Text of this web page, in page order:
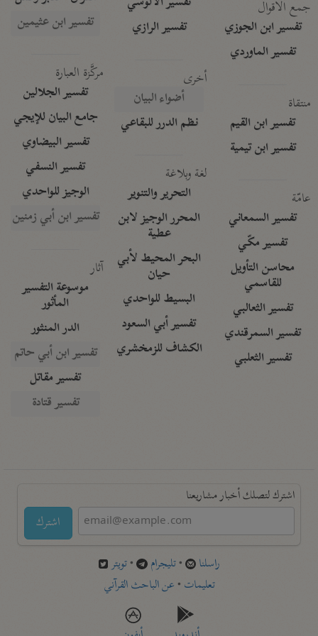
جمع الأقوال
تفسير ابن الجوزي
تفسير الماوردي
منتقاة
تفسير ابن القيم
تفسير ابن تيمية
عامّة
تفسير السمعاني
تفسير مكّي
محاسن التأويل
للقاسمي
تفسير الثعالبي
تفسير السمرقندي
تفسير الثعلبي
تفسير الرازي
أخرى
أضواء البيان
نظم الدرر للبقاعي
لغة وبلاغة
التحرير والتنوير
المحرر الوجيز لابن
عطية
البحر المحيط لأبي
حيان
البسيط للواحدي
تفسير أبي السعود
الكشاف للزمخشري
تفسير ابن عثيمين
مركَّزة العبارة
تفسير الجلالين
جامع البيان للإيجي
تفسير البيضاوي
تفسير النسفي
الوجيز للواحدي
تفسير ابن أبي زمنين
آثار
موسوعة التفسير
المأثور
الدر المنثور
تفسير ابن أبي حاتم
تفسير مقاتل
تفسير قتادة
اشترك لتصلك أخبار مشاريعنا
اشترك
راسلنا •تليجرام •تويتر
تعليمات •عن الباحث القرآني